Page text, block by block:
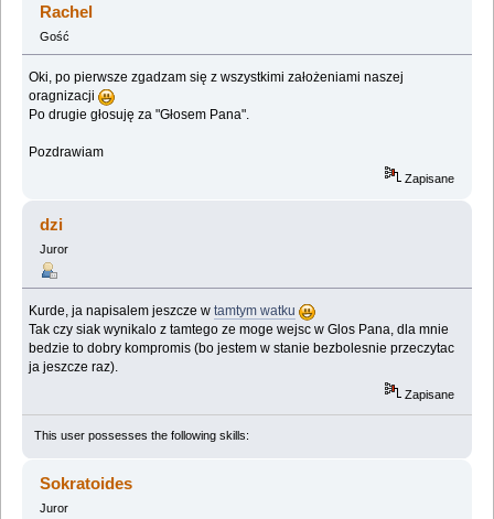
Rachel
Gość
Oki, po pierwsze zgadzam się z wszystkimi założeniami naszej
oragnizacji
Po drugie głosuję za "Głosem Pana".
Pozdrawiam
Zapisane
dzi
Juror
Kurde, ja napisalem jeszcze wtamtym watku
Tak czy siak wynikalo z tamtego ze moge wejsc w Glos Pana, dla mnie
bedzie to dobry kompromis (bo jestem w stanie bezbolesnie przeczytac
ja jeszcze raz).
Zapisane
This user possesses the following skills:
Sokratoides
Juror